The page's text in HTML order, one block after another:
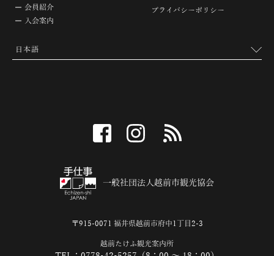
会員紹介
入会案内
プライバシーポリシー
facebook instagram
一般社団法人越前市観光協会
〒915-0071 福井県越前市府中1丁目2-3
越前たけふ観光案内所